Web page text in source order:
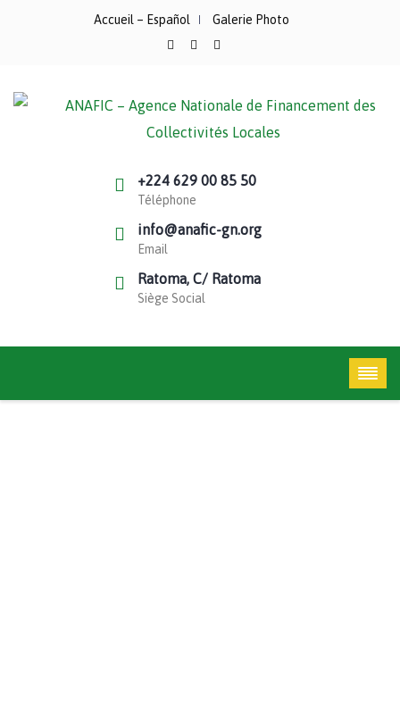
Accueil – Español Galerie Photo
+224 629 00 85 50
Téléphone
info@anafic-gn.org
Email
Ratoma, C/ Ratoma
Siège Social